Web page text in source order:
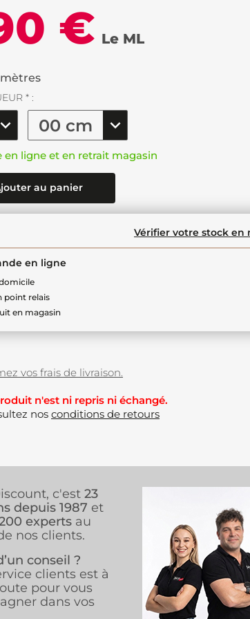
€ Le ML
mètres
* :
en ligne et en retrait magasin
au panier
Vérifier votre stock en
en ligne
point relais
en magasin
vos frais de livraison.
n'est ni repris ni échangé.
nos conditions de retours
c'est 23
depuis 1987 et
experts au
nos clients.
conseil ?
clients est à
pour vous
dans vos